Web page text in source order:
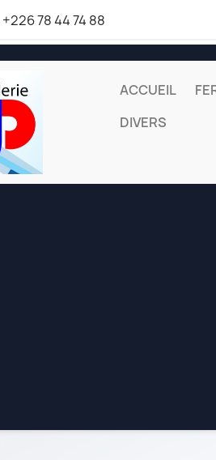
+226 78 44 74 88
ACCUEIL
DIVERS